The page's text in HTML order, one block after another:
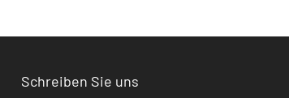
Schreiben Sie uns